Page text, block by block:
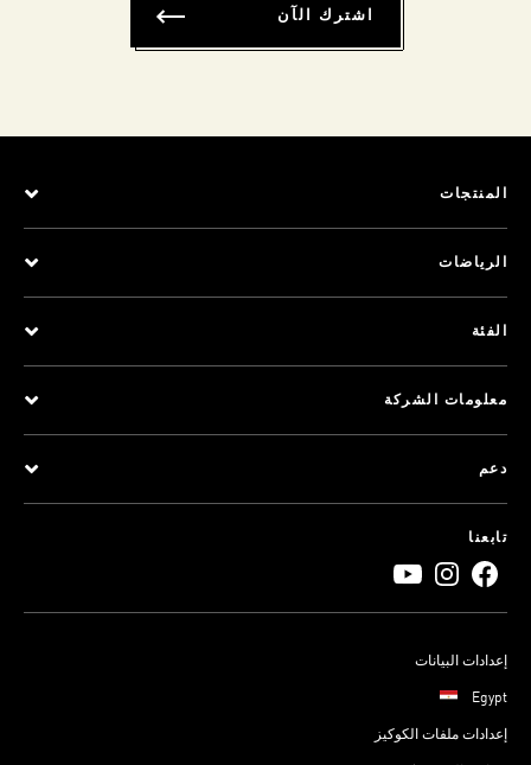
اشترك الآن
المنتجات
الرياضات
الفئة
معلومات الشركة
دعم
تابعنا
إعدادات البيانات
Egypt
إعدادات ملفات الكوكيز